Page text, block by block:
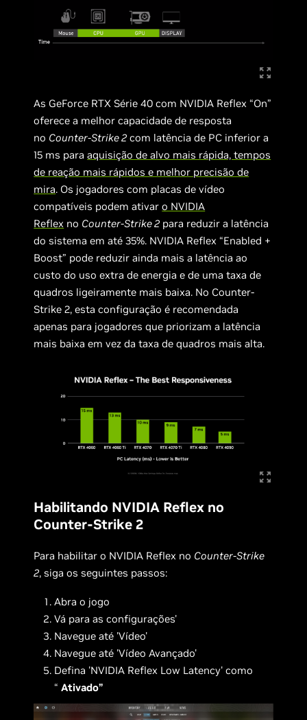
As GeForce RTX Série 40 com NVIDIA Reflex “On”
oferece a melhor capacidade de resposta
no Counter-Strike 2 com latência de PC inferior a
15 ms paraaquisição de alvo mais rápida, tempos
de reação mais rápidos e melhor precisão de
mira. Os jogadores com placas de vídeo
compatíveis podem ativaro NVIDIA
Reflex no Counter-Strike 2 para reduzir a latência
do sistema em até 35%. NVIDIA Reflex “Enabled +
Boost” pode reduzir ainda mais a latência ao
custo do uso extra de energia e de uma taxa de
quadros ligeiramente mais baixa. No Counter-
Strike 2, esta configuração é recomendada
apenas para jogadores que priorizam a latência
mais baixa em vez da taxa de quadros mais alta.
Habilitando NVIDIA Reflex no
Counter-Strike 2
Para habilitar o NVIDIA Reflex no Counter-Strike
2, siga os seguintes passos:
Abra o jogo
Vá para as configurações'
Navegue até 'Vídeo'
Navegue até 'Vídeo Avançado'
Defina 'NVIDIA Reflex Low Latency' como
“Ativado”